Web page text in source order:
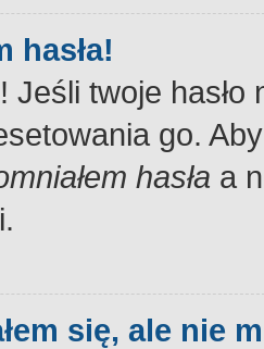
hasła!
Jeśli twoje
go.
hasła a
się, ale nie